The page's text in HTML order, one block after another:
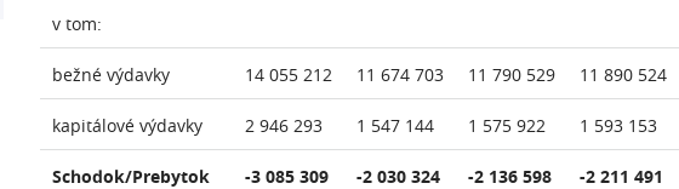
v tom:
bežné výdavky 14 055 212 11 674 703 11 790 529 11 890 524
kapitálové výdavky 2 946 293 1 547 144 1 575 922 1 593 153
Schodok/Prebytok -3 085 309 -2 030 324 -2 136 598 -2 211 491